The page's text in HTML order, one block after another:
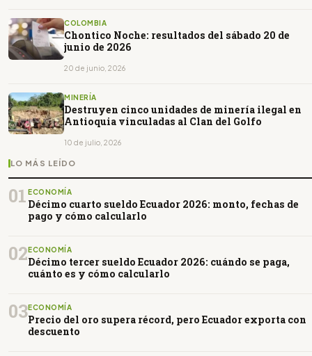
COLOMBIA
Chontico Noche: resultados del sábado 20 de
junio de 2026
20 de junio, 2026
MINERÍA
Destruyen cinco unidades de minería ilegal en
Antioquia vinculadas al Clan del Golfo
10 de julio, 2026
LO MÁS LEÍDO
01 ECONOMÍA
Décimo cuarto sueldo Ecuador 2026: monto, fechas de
pago y cómo calcularlo
02 ECONOMÍA
Décimo tercer sueldo Ecuador 2026: cuándo se paga,
cuánto es y cómo calcularlo
03ECONOMÍA
Precio del oro supera récord, pero Ecuador exporta con
descuento